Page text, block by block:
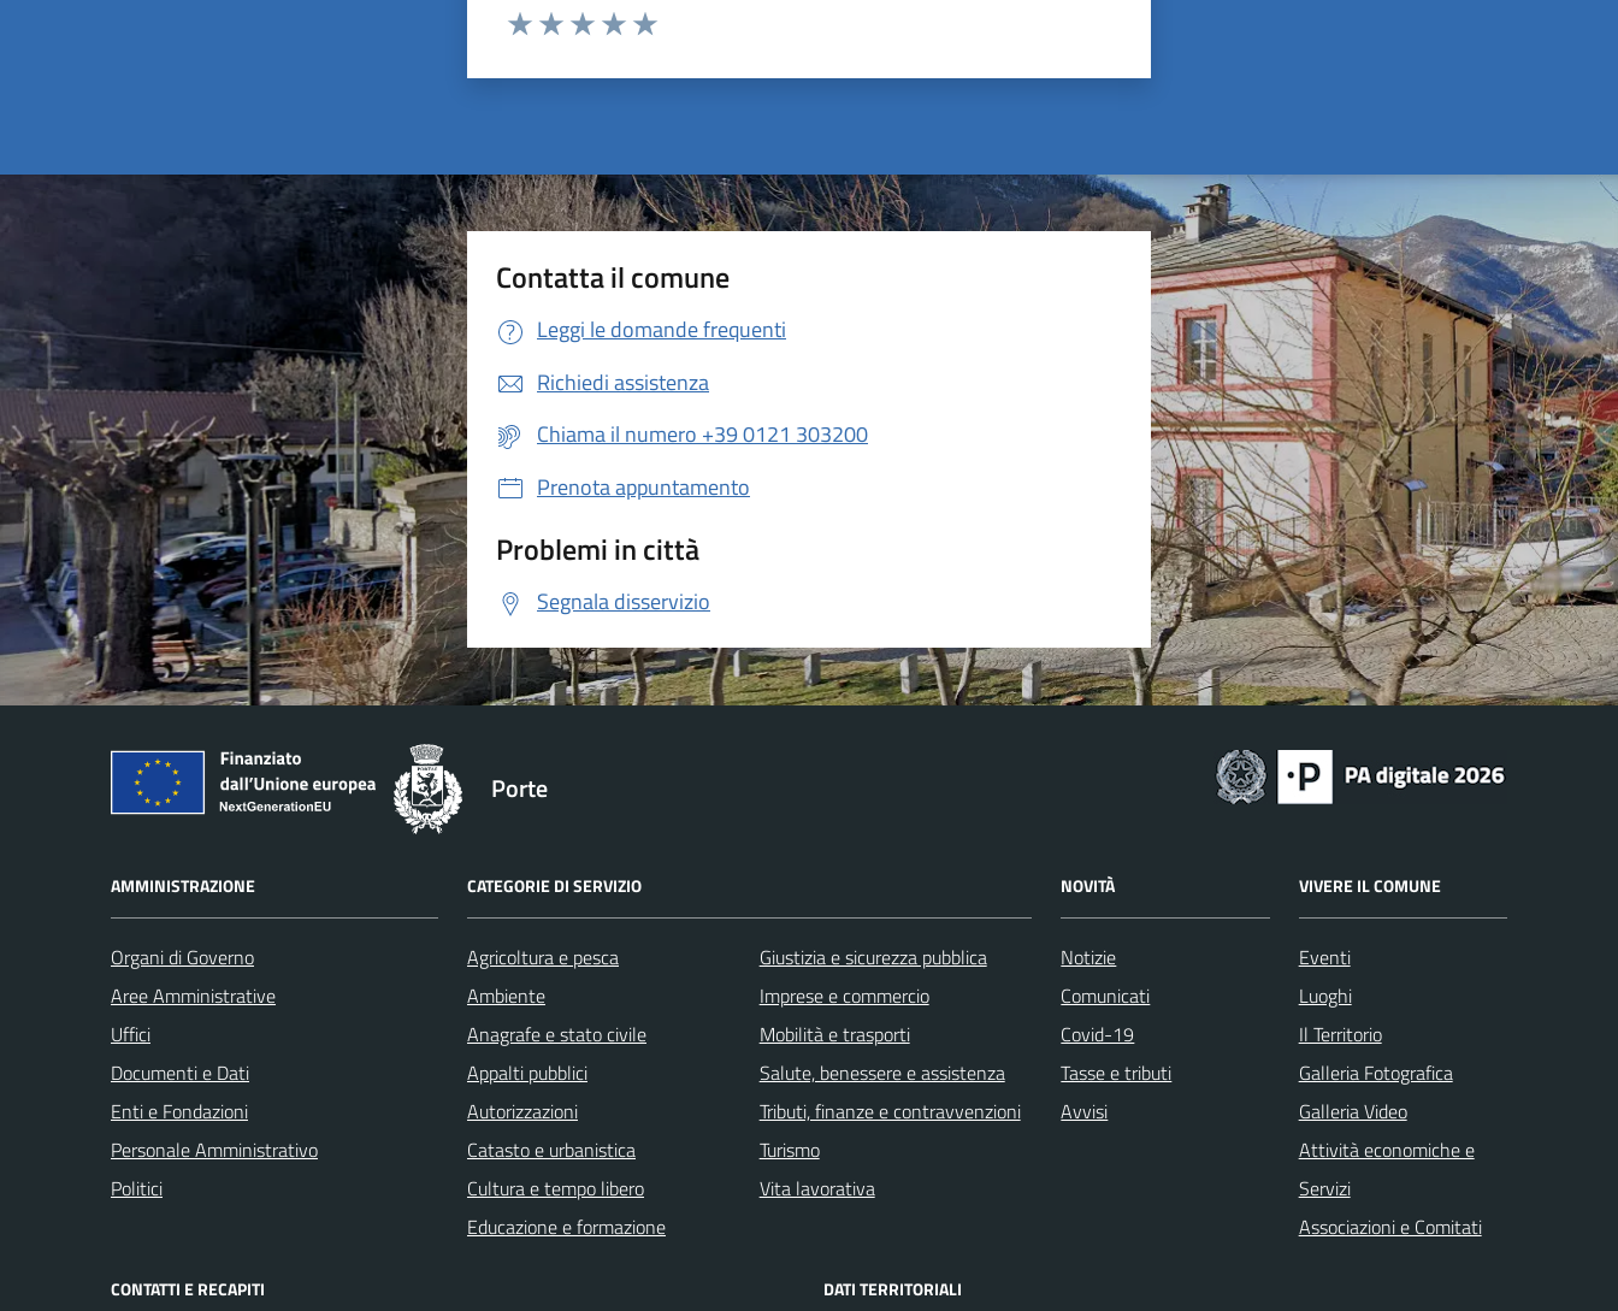
Valuta da 1 a 5 stelle la pagina
Contatta il comune
Leggi le domande frequenti
Richiedi assistenza
Chiama il numero +39 0121 303200
Prenota appuntamento
Problemi in città
Segnala disservizio
Porte
AMMINISTRAZIONE
Organi di Governo
Aree Amministrative
Uffici
Documenti e Dati
Enti e Fondazioni
Personale Amministrativo
Politici
CATEGORIE DI SERVIZIO
Agricoltura e pesca
Ambiente
Anagrafe e stato civile
Appalti pubblici
Autorizzazioni
Catasto e urbanistica
Cultura e tempo libero
Educazione e formazione
Giustizia e sicurezza pubblica
Imprese e commercio
Mobilità e trasporti
Salute, benessere e assistenza
Tributi, finanze e contravvenzioni
Turismo
Vita lavorativa
NOVITÀ
Notizie
Comunicati
Covid-19
Tasse e tributi
Avvisi
VIVERE IL COMUNE
Eventi
Luoghi
Il Territorio
Galleria Fotografica
Galleria Video
Attività economiche e
Servizi
Associazioni e Comitati
CONTATTI E RECAPITI DATI TERRITORIALI